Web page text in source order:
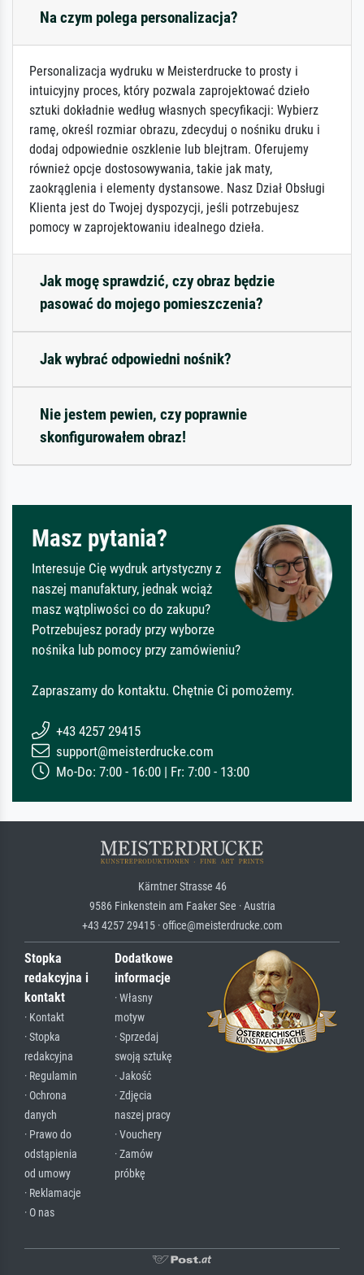
Na czym polega personalizacja?
Personalizacja wydruku w Meisterdrucke to prosty i
intuicyjny proces, który pozwala zaprojektować dzieło
sztuki dokładnie według własnych specyfikacji: Wybierz
ramę, określ rozmiar obrazu, zdecyduj o nośniku druku i
dodaj odpowiednie oszklenie lub blejtram. Oferujemy
również opcje dostosowywania, takie jak maty,
zaokrąglenia i elementy dystansowe. Nasz Dział Obsługi
Klienta jest do Twojej dyspozycji, jeśli potrzebujesz
pomocy w zaprojektowaniu idealnego dzieła.
Jak mogę sprawdzić, czy obraz będzie
pasować do mojego pomieszczenia?
Jak wybrać odpowiedni nośnik?
Nie jestem pewien, czy poprawnie
skonfigurowałem obraz!
Masz pytania?
Interesuje Cię wydruk artystyczny z
naszej manufaktury, jednak wciąż
masz wątpliwości co do zakupu?
Potrzebujesz porady przy wyborze
nośnika lub pomocy przy zamówieniu?
Zapraszamy do kontaktu. Chętnie Ci pomożemy.
+43 4257 29415
support@meisterdrucke.com
Mo-Do: 7:00 - 16:00 | Fr: 7:00 - 13:00
Kärntner Strasse 46
9586 Finkenstein am Faaker See · Austria
+43 4257 29415 · office@meisterdrucke.com
Stopka
redakcyjna i
kontakt
· Kontakt
· Stopka
redakcyjna
· Regulamin
· Ochrona
danych
· Prawo do
odstąpienia
od umowy
· Reklamacje
· O nas
Dodatkowe
informacje
· Własny
motyw
· Sprzedaj
swoją sztukę
· Jakość
· Zdjęcia
naszej pracy
· Vouchery
· Zamów
próbkę